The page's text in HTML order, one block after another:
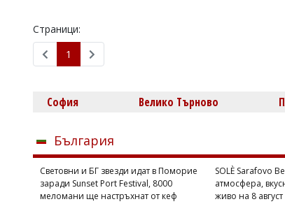
Страници:
1
София Велико Търново
България
Световни и БГ звезди идат в Поморие
заради Sunset Port Festival, 8000
меломани ще настръхнат от кеф
SOLÈ Sarafovo
атмосфера,
живо на 8 август